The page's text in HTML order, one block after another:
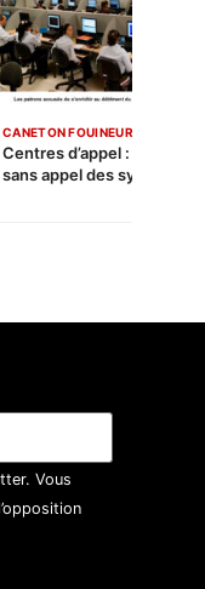
CANETON FOUINEUR
Centres d’appel : Le constat
sans appel des syndicats
Vous